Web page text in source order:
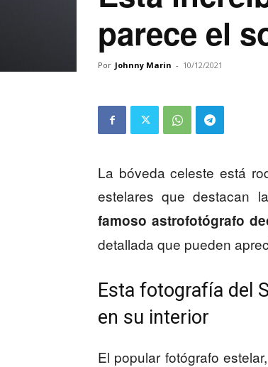
parece el
Por Johnny Marin - 10/12/2021
La bóveda celeste está
estelares que destacan
famoso astrofotógrafo
detallada que pueden
Esta fotografía del
en su interior
El popular fotógrafo